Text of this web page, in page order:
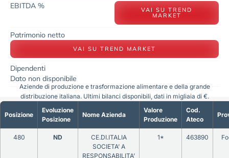
EBITDA % VAI SU TREND
MARKET
Patrimonio netto
VAI SU TREND MARKET
Dipendenti
Dato non disponibile
Posizione
Evoluzione
Posizione
Nome Azienda
Valore
Produzione
Cod.
Ateco
480 ND
CE.DI.ITALIA
SOCIETA’ A
RESPONSABILITA’
1* 463890
Aziende di produzione e trasformazione alimentare e della grande
distribuzione italiana. Ultimi bilanci disponibili, dati in migliaia di €.